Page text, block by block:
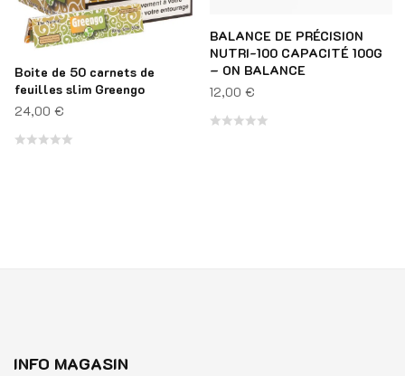
Boite de 50 carnets de
feuilles slim Greengo
24,00 €
BALANCE DE PRÉCISION
NUTRI-100 CAPACITÉ 100G
– ON BALANCE
12,00 €
INFO MAGASIN